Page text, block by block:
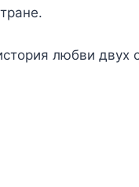
любви двух